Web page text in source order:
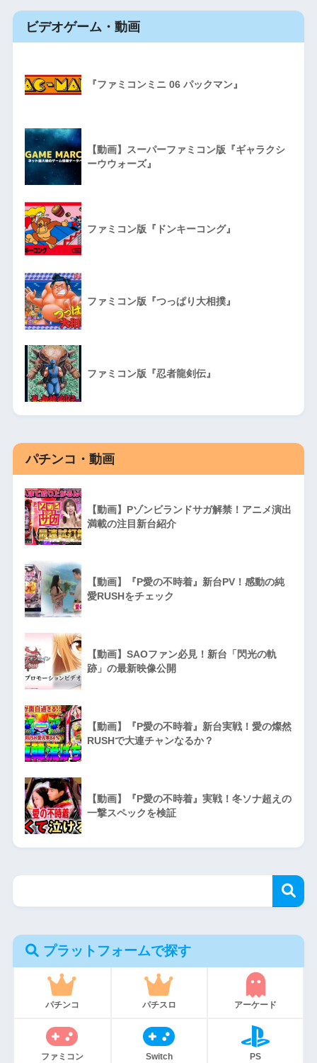
ビデオゲーム・動画
『ファミコンミニ 06 パックマン』
【動画】スーパーファミコン版『ギャラクシ
ーウウォーズ』
ファミコン版『ドンキーコング』
ファミコン版『つっぱり大相撲』
ファミコン版『忍者龍剣伝』
パチンコ・動画
【動画】Pゾンビランドサガ解禁！アニメ演出
満載の注目新台紹介
【動画】『P愛の不時着』新台PV！感動の純
愛RUSHをチェック
【動画】SAOファン必見！新台「閃光の軌
跡」の最新映像公開
【動画】『P愛の不時着』新台実戦！愛の燦然
RUSHで大連チャンなるか？
【動画】『P愛の不時着』実戦！冬ソナ超えの
一撃スペックを検証
プラットフォームで探す
パチンコ パチスロ アーケード
ファミコン Switch PS